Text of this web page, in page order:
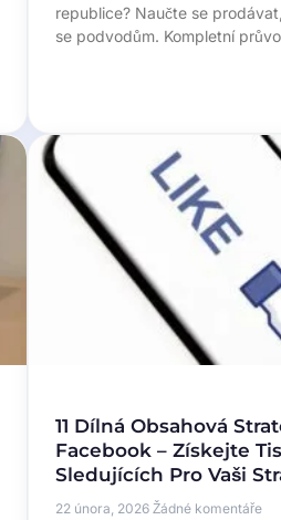
republice? Naučte se
se podvodům. Kompletní
11 Dílná Obsahová
Facebook – Získejte
Sledujících Pro Vaši
22 února, 2026 Žádné komentáře